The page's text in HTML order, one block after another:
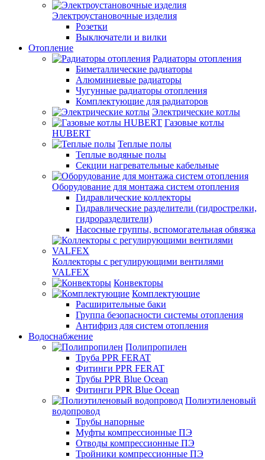
Электроустановочные изделия
Розетки
Выключатели и вилки
Отопление
Радиаторы отопления
Биметаллические радиаторы
Алюминиевые радиаторы
Чугунные радиаторы отопления
Комплектующие для радиаторов
Электрические котлы
Газовые котлы
HUBERT
Теплые полы
Теплые водяные полы
Секции нагревательные кабельные
Оборудование для монтажа систем отопления
Гидравлические коллекторы
Гидравлические разделители (гидрострелки,
гидроразделители)
Насосные группы, вспомогательная обвязка
Коллекторы с регулирующими вентилями
VALFEX
Конвекторы
Комплектующие
Расширительные баки
Группа безопасности системы отопления
Антифриз для систем отопления
Водоснабжение
Полипропилен
Труба PPR FERAT
Фитинги PPR FERAT
Трубы PPR Blue Ocean
Фитинги PPR Blue Ocean
Полиэтиленовый
водопровод
Трубы напорные
Муфты компрессионные ПЭ
Отводы компрессионные ПЭ
Тройники компрессионные ПЭ